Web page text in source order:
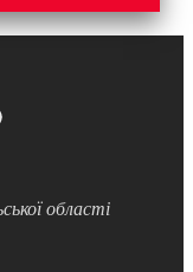
області